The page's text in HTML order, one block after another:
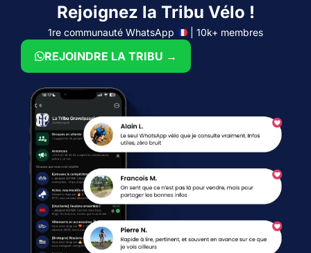
Rejoignez la Tribu Vélo !
1re communauté WhatsApp | 10k+ membres
REJOINDRE LA TRIBU →